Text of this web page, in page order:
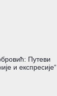
Путеви
и експресије“